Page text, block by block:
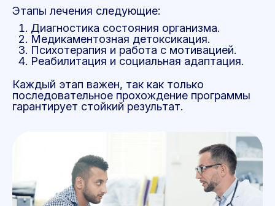
Этапы лечения следующие:
Диагностика состояния организма.
Медикаментозная детоксикация.
Психотерапия и работа с мотивацией.
Реабилитация и социальная адаптация.
Каждый этап важен, так как только
последовательное прохождение программы
гарантирует стойкий результат.